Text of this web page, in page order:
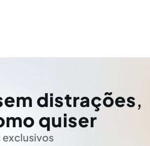
distrações,
quiser
exclusivos